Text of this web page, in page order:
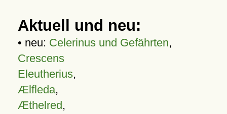
Aktuell und neu:
• neu: Celerinus und Gefährten,
Crescens
Eleutherius,
Ælfleda,
Æthelred,